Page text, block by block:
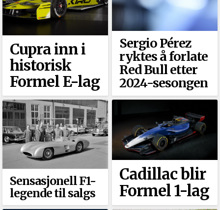
Cupra inn i
historisk
Formel E-lag
Sergio Pérez
ryktes å forlate
Red Bull etter
2024-sesongen
Sensasjonell F1-
legende til salgs
Cadillac blir
Formel 1-lag